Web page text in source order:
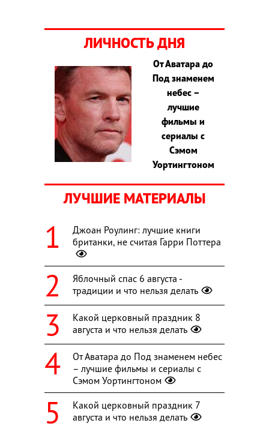
ЛИЧНОСТЬ ДНЯ
От Аватара до
Под знаменем
небес –
лучшие
фильмы и
сериалы с
Сэмом
Уортингтоном
ЛУЧШИЕ МАТЕРИАЛЫ
Джоан Роулинг: лучшие книги
британки, не считая Гарри Поттера
Яблочный спас 6 августа -
традиции и что нельзя делать
Какой церковный праздник 8
августа и что нельзя делать
От Аватара до Под знаменем небес
– лучшие фильмы и сериалы с
Сэмом Уортингтоном
Какой церковный праздник 7
августа и что нельзя делать